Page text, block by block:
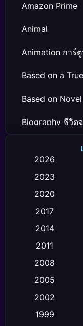
Amazon Prime
Animal
Animation การ์
Based on a
Based on Novel
Biography ชีวิต
Comedy ตลก
Comedy ตลก
Crime อาชญากร
Crime อาชญากร
2026
2023
2020
2017
2014
2011
2008
2005
2002
1999